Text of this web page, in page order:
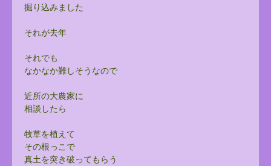
掘り込みました
それが去年
それでも
なかなか難しそうなので
近所の大農家に
相談したら
牧草を植えて
その根っこで
真土を突き破ってもらう